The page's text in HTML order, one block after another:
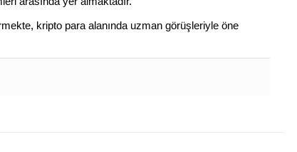
kripto para alanında uzman görüşleriyle öne